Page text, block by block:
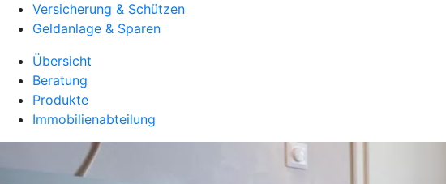
Versicherung & Schützen
Geldanlage & Sparen
Übersicht
Beratung
Produkte
Immobilienabteilung